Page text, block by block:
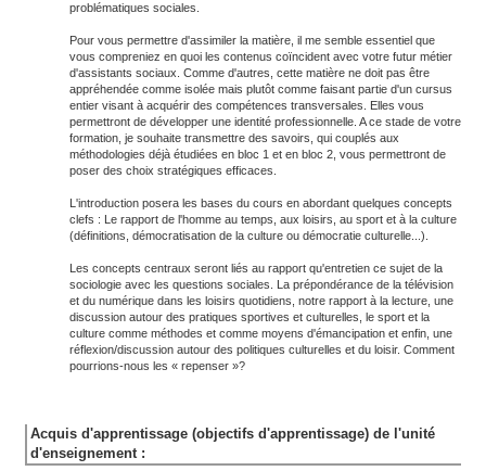
problématiques sociales.
Pour vous permettre d'assimiler la matière, il me semble essentiel que
vous compreniez en quoi les contenus coïncident avec votre futur métier
d'assistants sociaux. Comme d'autres, cette matière ne doit pas être
appréhendée comme isolée mais plutôt comme faisant partie d'un cursus
entier visant à acquérir des compétences transversales. Elles vous
permettront de développer une identité professionnelle. A ce stade de votre
formation, je souhaite transmettre des savoirs, qui couplés aux
méthodologies déjà étudiées en bloc 1 et en bloc 2, vous permettront de
poser des choix stratégiques efficaces.
L'introduction posera les bases du cours en abordant quelques concepts
clefs : Le rapport de l'homme au temps, aux loisirs, au sport et à la culture
(définitions, démocratisation de la culture ou démocratie culturelle...).
Les concepts centraux seront liés au rapport qu'entretien ce sujet de la
sociologie avec les questions sociales. La prépondérance de la télévision
et du numérique dans les loisirs quotidiens, notre rapport à la lecture, une
discussion autour des pratiques sportives et culturelles, le sport et la
culture comme méthodes et comme moyens d'émancipation et enfin, une
réflexion/discussion autour des politiques culturelles et du loisir. Comment
pourrions-nous les « repenser »?
Acquis d'apprentissage (objectifs d'apprentissage) de l'unité
d'enseignement :